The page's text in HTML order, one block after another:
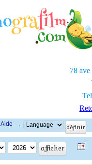
78 ave
Aide ·